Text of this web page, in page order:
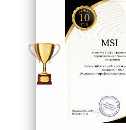
LET'S GO!